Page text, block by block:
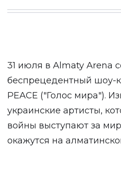
31 июля в Almaty Arena
беспрецедентный шоу-
PEACE ("Голос мира").
украинские артисты,
войны выступают за
окажутся на